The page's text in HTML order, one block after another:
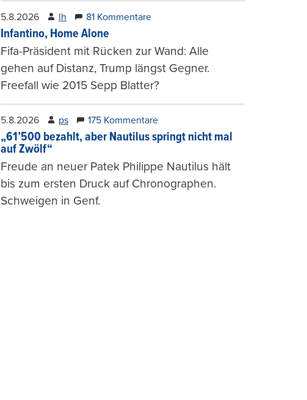
5.8.2026 lh 81 Kommentare
Infantino, Home Alone
Fifa-Präsident mit Rücken zur Wand: Alle
gehen auf Distanz, Trump längst Gegner.
Freefall wie 2015 Sepp Blatter?
5.8.2026 ps 175 Kommentare
„61’500 bezahlt, aber Nautilus springt nicht mal
auf Zwölf“
Freude an neuer Patek Philippe Nautilus hält
bis zum ersten Druck auf Chronographen.
Schweigen in Genf.